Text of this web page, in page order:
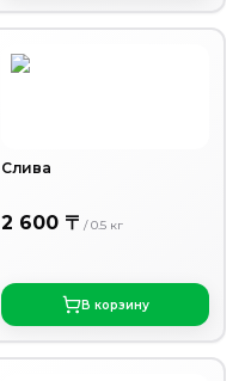
Слива
2 600 〒 /0.5 кг
В корзину